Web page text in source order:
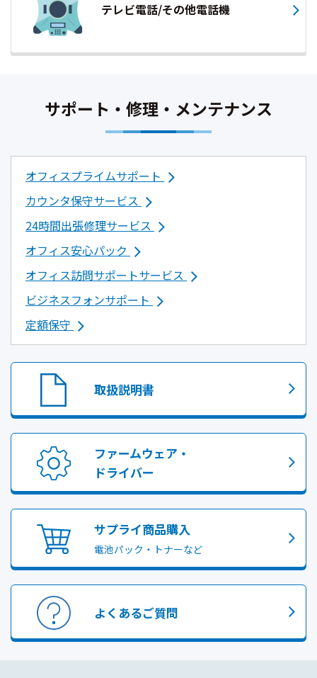
テレビ電話/その他電話機
サポート・修理・メンテナンス
オフィスプライムサポート
カウンタ保守サービス
24時間出張修理サービス
オフィス安心パック
オフィス訪問サポートサービス
ビジネスフォンサポート
定額保守
取扱説明書
ファームウェア・
ドライバー
サプライ商品購入
電池パック・トナーなど
よくあるご質問